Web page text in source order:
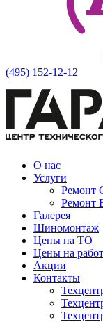
(495) 152-12-12
О нас
Услуги
Ремонт
Ремонт
Галерея
Шиномонтаж
Цены на ТО
Цены на
Акции
Контакты